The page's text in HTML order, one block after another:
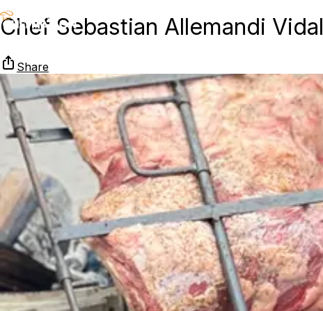
Chef Sebastian Allemandi Vidal
Share